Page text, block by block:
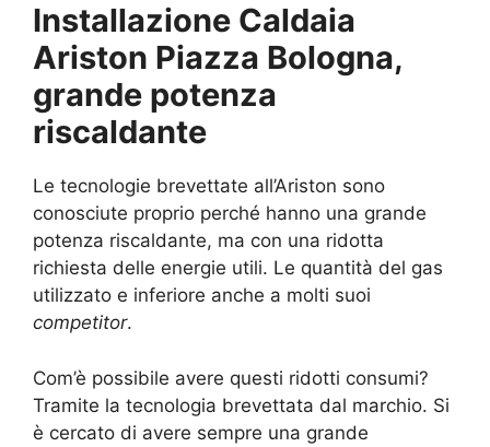
Installazione Caldaia
Ariston Piazza Bologna,
grande potenza
riscaldante
Le tecnologie brevettate all’Ariston sono
conosciute proprio perché hanno una grande
potenza riscaldante, ma con una ridotta
richiesta delle energie utili. Le quantità del gas
utilizzato e inferiore anche a molti suoi
competitor.
Com’è possibile avere questi ridotti consumi?
Tramite la tecnologia brevettata dal marchio. Si
è cercato di avere sempre una grande